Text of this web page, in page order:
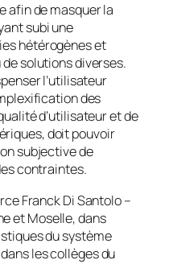
afin de masquer la
subi une
hétérogènes et
solutions diverses.
l’utilisateur
des
d’utilisateur et de
doit pouvoir
subjective de
contraintes.
Franck Di Santolo –
et Moselle, dans
du système
les collèges du